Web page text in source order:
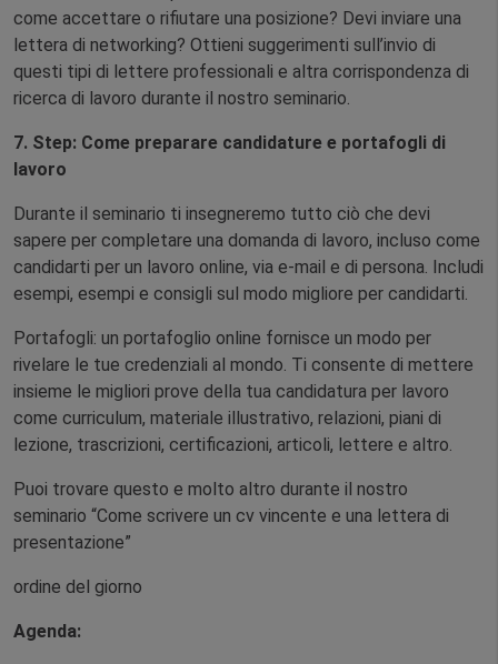
come accettare o rifiutare una posizione? Devi inviare una
lettera di networking? Ottieni suggerimenti sull’invio di
questi tipi di lettere professionali e altra corrispondenza di
ricerca di lavoro durante il nostro seminario.
7. Step: Come preparare candidature e portafogli di
lavoro
Durante il seminario ti insegneremo tutto ciò che devi
sapere per completare una domanda di lavoro, incluso come
candidarti per un lavoro online, via e-mail e di persona. Includi
esempi, esempi e consigli sul modo migliore per candidarti.
Portafogli: un portafoglio online fornisce un modo per
rivelare le tue credenziali al mondo. Ti consente di mettere
insieme le migliori prove della tua candidatura per lavoro
come curriculum, materiale illustrativo, relazioni, piani di
lezione, trascrizioni, certificazioni, articoli, lettere e altro.
Puoi trovare questo e molto altro durante il nostro
seminario “Come scrivere un cv vincente e una lettera di
presentazione”
ordine del giorno
Agenda: